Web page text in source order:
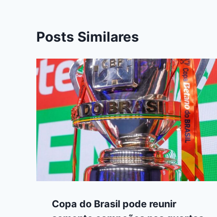
Posts Similares
Copa do Brasil pode reunir